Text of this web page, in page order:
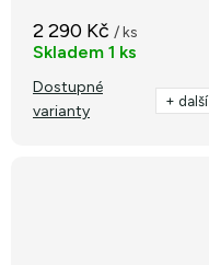
2 290 Kč / ks
Skladem 1 ks
Dostupné
varianty
+ další